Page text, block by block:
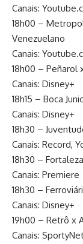
Canais:
18h00 –
Venezuelano
Canais:
18h00 – Peñarol
Canais: Disney+
18h15 – Boca
Canais: Disney+
18h30 –
Canais: Record,
18h30 –
Canais: Premiere
18h30 –
Canais: Disney+
19h00 – Retrô x
Canais: